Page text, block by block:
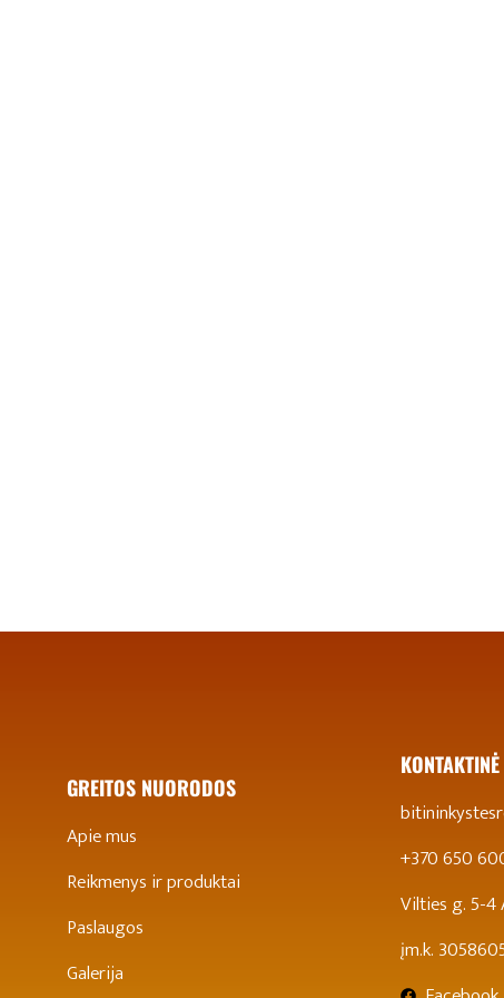
GREITOS NUORODOS
Apie mus
Reikmenys ir produktai
Paslaugos
Galerija
+370 650
Vilties g. 5-4
įm.k.